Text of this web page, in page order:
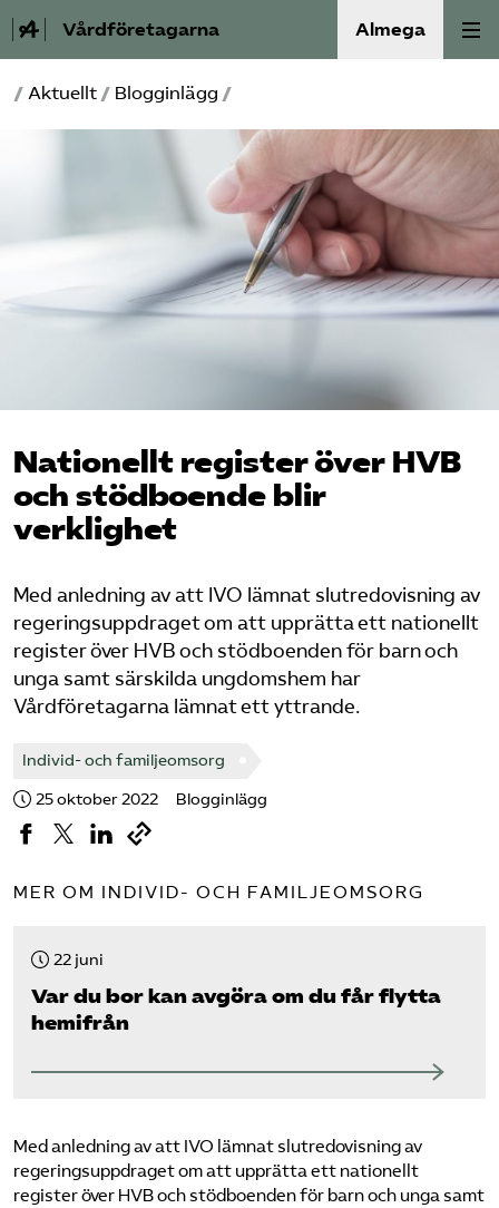
Vårdföretagarna Almega
Välfärdskriminalitet
Kontakt
Pressrum
Privat Vårdfakta
Bli medlem
Sök på vardforetagarna.se
/ Aktuellt / Blogginlägg /
Nationellt register över HVB
och stödboende blir
verklighet
Med anledning av att IVO lämnat slutredovisning av
regeringsuppdraget om att upprätta ett nationellt
register över HVB och stödboenden för barn och
unga samt särskilda ungdomshem har
Vårdföretagarna lämnat ett yttrande.
Individ- och familjeomsorg
25 oktober 2022 Blogginlägg
MER OM INDIVID- OCH FAMILJEOMSORG
22 juni
Var du bor kan avgöra om du får flytta
hemifrån
Med anledning av att IVO lämnat slutredovisning av
regeringsuppdraget om att upprätta ett nationellt
register över HVB och stödboenden för barn och unga samt